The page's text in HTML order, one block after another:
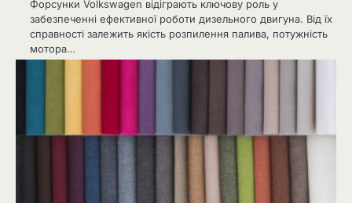
Форсунки Volkswagen відіграють ключову роль у
забезпеченні ефективної роботи дизельного двигуна. Від їх
справності залежить якість розпилення палива, потужність
мотора…